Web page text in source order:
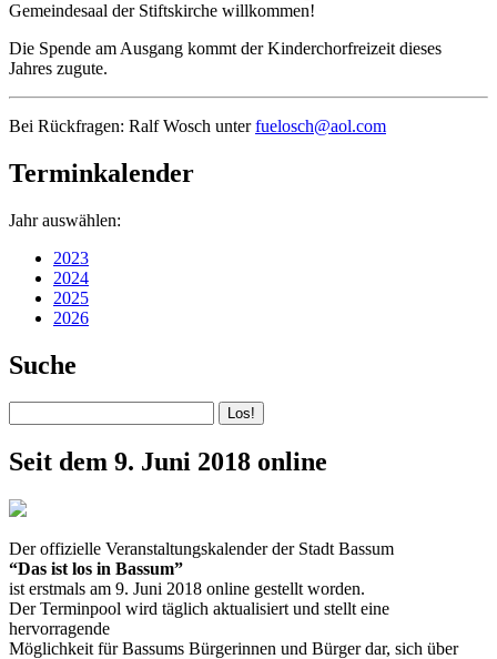
Gemeindesaal der Stiftskirche willkommen!
Die Spende am Ausgang kommt der Kinderchorfreizeit dieses
Jahres zugute.
Bei Rückfragen: Ralf Wosch unterfuelosch@aol.com
Terminkalender
Jahr auswählen:
2023
2024
2025
2026
Suche
Seit dem 9. Juni 2018 online
Der offizielle Veranstaltungskalender der Stadt Bassum
“Das ist los in Bassum”
ist erstmals am 9. Juni 2018 online gestellt worden.
Der Terminpool wird täglich aktualisiert und stellt eine
hervorragende
Möglichkeit für Bassums Bürgerinnen und Bürger dar, sich über